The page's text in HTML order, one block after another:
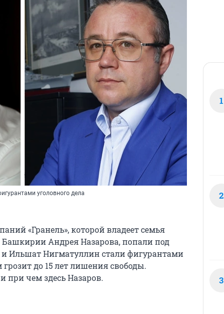
уголовного дела
«Гранель», которой владеет семья
Андрея Назарова, попали под
Ильшат Нигматуллин стали фигурантами
грозит до 15 лет лишения свободы.
при чем здесь Назаров.
1
2
3